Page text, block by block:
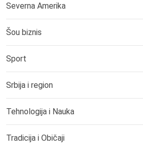
Severna Amerika
Šou biznis
Sport
Srbija i region
Tehnologija i Nauka
Tradicija i Običaji